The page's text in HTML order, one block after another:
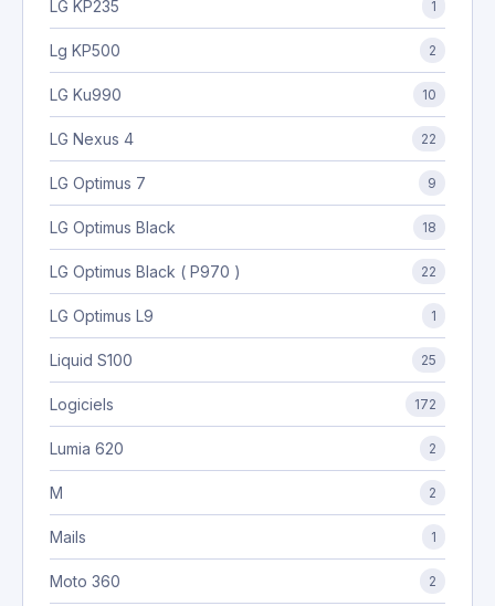
LG KP235 1
Lg KP500 2
LG Ku990 10
LG Nexus 4 22
LG Optimus 7 9
LG Optimus Black 18
LG Optimus Black ( P970 ) 22
LG Optimus L9 1
Liquid S100 25
Logiciels 172
Lumia 620 2
M 2
Mails 1
Moto 360 2